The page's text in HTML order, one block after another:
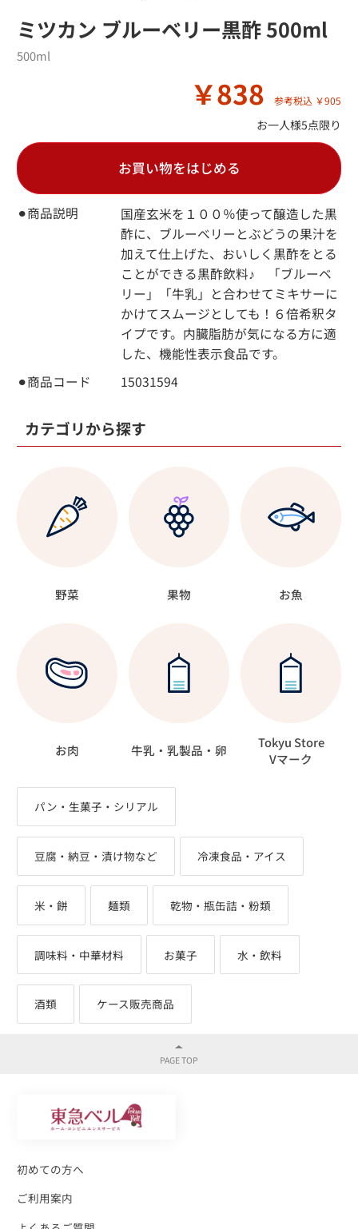
ミツカン ブルーベリー黒酢 500ml
⚫︎商品説明
国産玄米を１００％使って醸造した黒
酢に、ブルーベリーとぶどうの果汁を
加えて仕上げた、おいしく黒酢をとる
ことができる黒酢飲料♪ 「ブルーベ
リー」「牛乳」と合わせてミキサーに
かけてスムージとしても！６倍希釈タ
イプです。内臓脂肪が気になる方に適
した、機能性表示食品です。
￥838 参考税込 ￥905
お一人様5点限り
⚫︎商品コード 15031594
500ml
お買い物をはじめる
カテゴリから探す
野菜 果物 お魚
お肉 牛乳・乳製品・卵
Tokyu Store
Vマーク
パン・生菓子・シリアル
豆腐・納豆・漬け物など 冷凍食品・アイス
米・餅 麺類 乾物・瓶缶詰・粉類
調味料・中華材料 お菓子 水・飲料
酒類 ケース販売商品
初めての方へ
ご利用案内